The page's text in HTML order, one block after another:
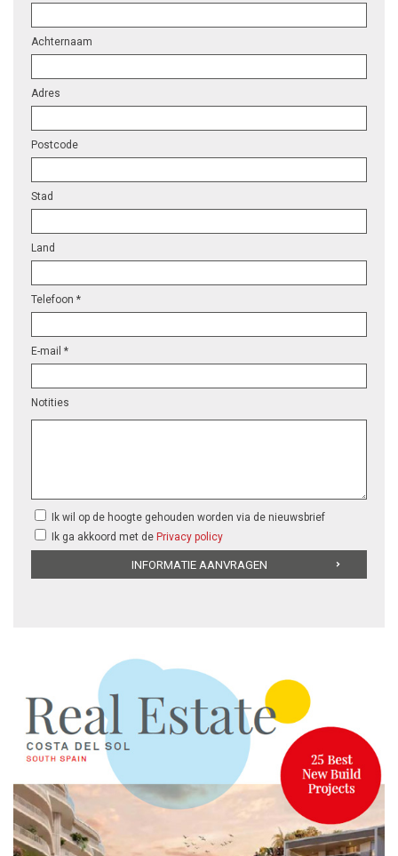
Achternaam
Adres
Postcode
Stad
Land
Telefoon *
E-mail *
Notities
Ik wil op de hoogte gehouden worden via de nieuwsbrief
Ik ga akkoord met de Privacy policy